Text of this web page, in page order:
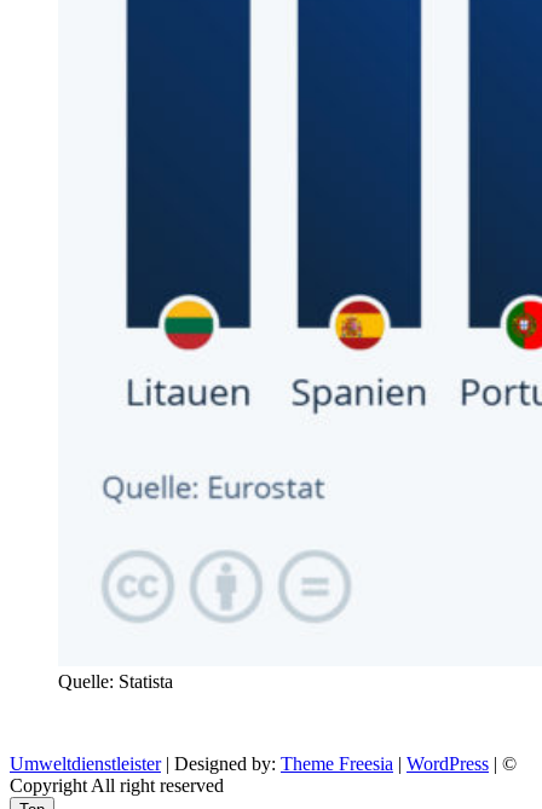
Quelle: Statista
Umweltdienstleister| Designed by: Theme Freesia | WordPress | ©
Copyright All right reserved